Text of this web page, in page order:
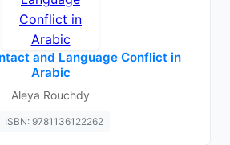
and Language Conflict in
Arabic
Aleya Rouchdy
ISBN: 9781136122262